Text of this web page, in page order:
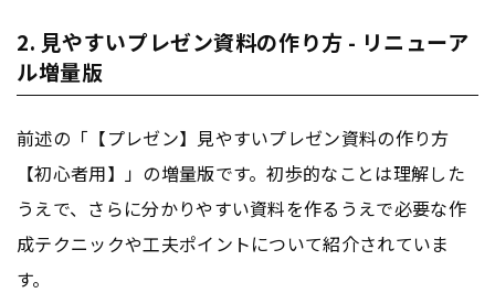
2. 見やすいプレゼン資料の作り方 - リニューア
ル増量版
前述の「【プレゼン】見やすいプレゼン資料の作り方
【初心者用】」の増量版です。初歩的なことは理解した
うえで、さらに分かりやすい資料を作るうえで必要な作
成テクニックや工夫ポイントについて紹介されていま
す。